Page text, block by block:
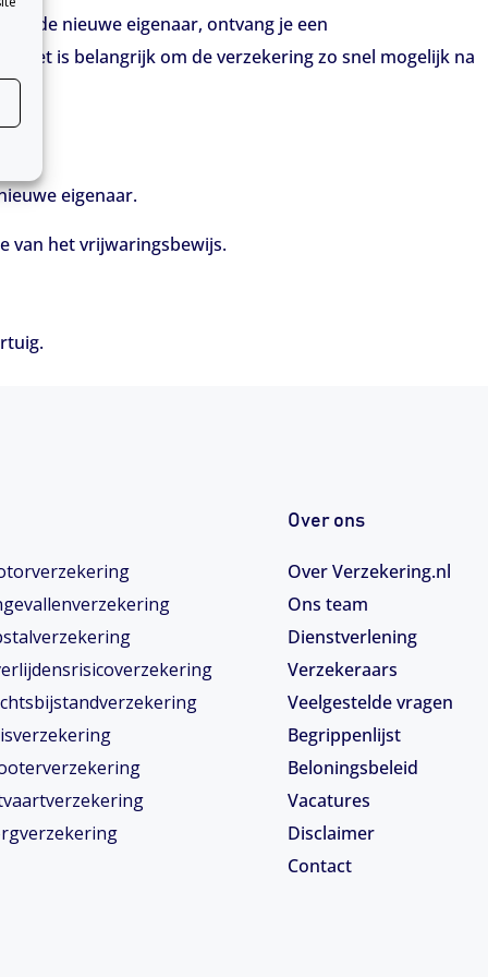
de nieuwe eigenaar, ontvang je een
Het is belangrijk om de verzekering zo snel mogelijk na
eigenaar.
van het vrijwaringsbewijs.
Over ons
Over Verzekering.nl
Ons team
Dienstverlening
Verzekeraars
Veelgestelde vragen
Begrippenlijst
Beloningsbeleid
Vacatures
Disclaimer
Contact